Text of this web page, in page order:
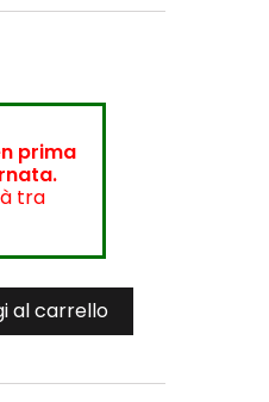
prima
tra
al carrello